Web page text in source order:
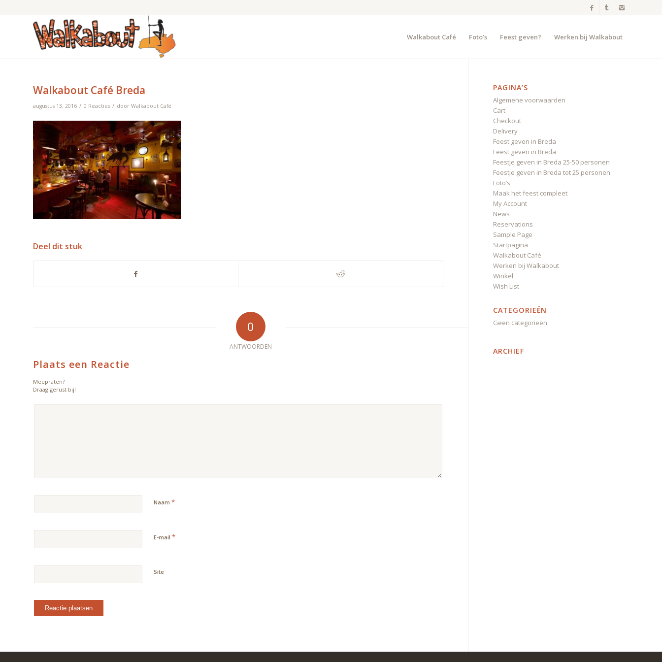
Walkabout Café Foto’s Feest geven? Werken bij Walkabout
Walkabout Café Breda
augustus 13, 2016 / 0 Reacties / door Walkabout Café
Deel dit stuk
0
ANTWOORDEN
Plaats een Reactie
Meepraten?
Draag gerust bij!
Naam *
E-mail *
Site
PAGINA’S
Algemene voorwaarden
Cart
Checkout
Delivery
Feest geven in Breda
Feest geven in Breda
Feestje geven in Breda 25-50 personen
Feestje geven in Breda tot 25 personen
Foto’s
Maak het feest compleet
My Account
News
Reservations
Sample Page
Startpagina
Walkabout Café
Werken bij Walkabout
Winkel
Wish List
CATEGORIEËN
Geen categorieën
ARCHIEF